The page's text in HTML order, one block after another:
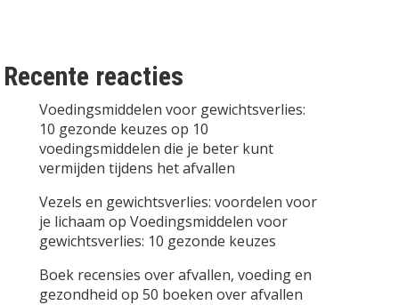
Recente reacties
Voedingsmiddelen voor gewichtsverlies:
10 gezonde keuzes op 10
voedingsmiddelen die je beter kunt
vermijden tijdens het afvallen
Vezels en gewichtsverlies: voordelen voor
je lichaam op Voedingsmiddelen voor
gewichtsverlies: 10 gezonde keuzes
Boek recensies over afvallen, voeding en
gezondheid op 50 boeken over afvallen